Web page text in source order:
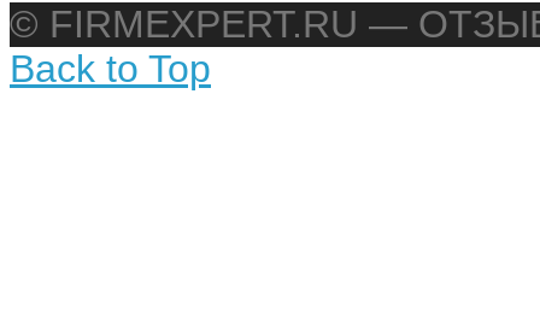
© FIRMEXPERT.RU —
Back to Top